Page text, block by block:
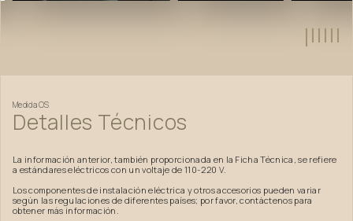
MedidaOS
Detalles Técnicos
La información anterior, también proporcionada en la Ficha Técnica, se refiere
a estándares eléctricos con un voltaje de 110-220 V.
Los componentes de instalación eléctrica y otros accesorios pueden variar
según las regulaciones de diferentes países; por favor, contáctenos para
obtener más información.